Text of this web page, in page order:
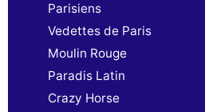
Parisiens
Vedettes de Paris
Moulin Rouge
Paradis Latin
Crazy Horse